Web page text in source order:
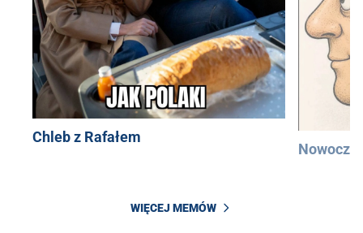
Chleb z Rafałem
WIĘCEJ MEMÓW